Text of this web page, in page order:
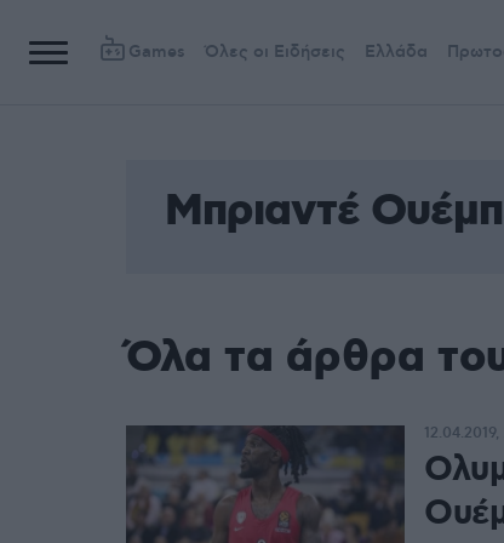
Games Όλες οι Ειδήσεις Ελλάδα
Μπριαντέ
Όλα τα άρθρα
12.04.2019,